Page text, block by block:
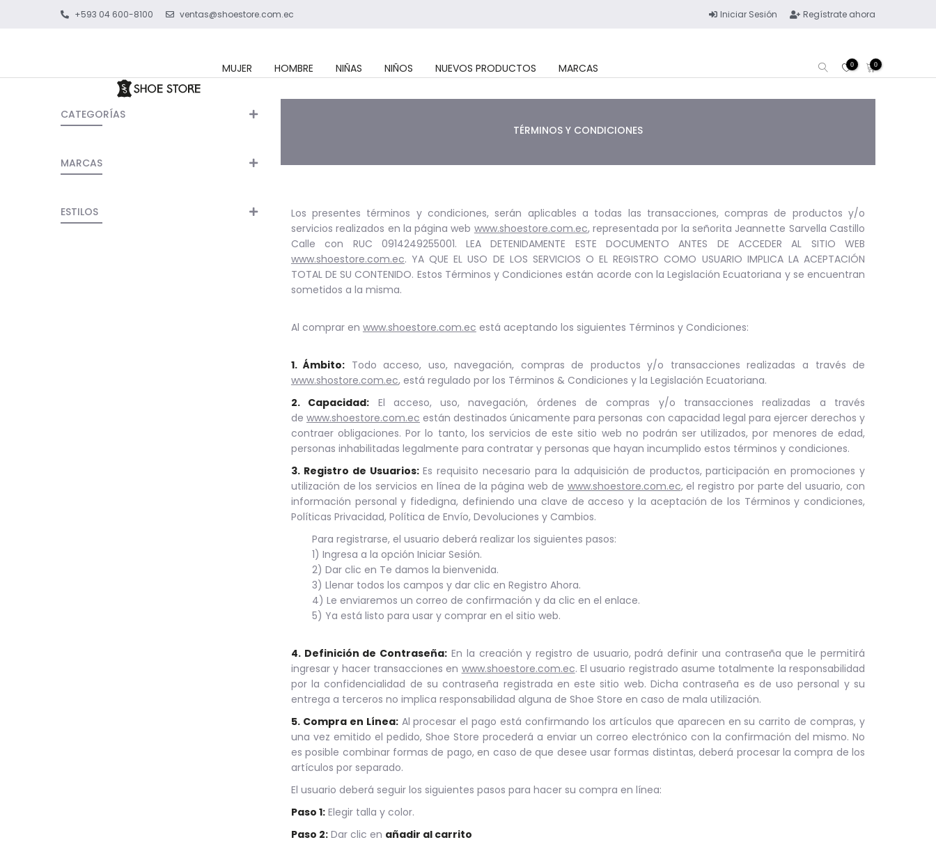
+593 04 600-8100 ventas@shoestore.com.ec Iniciar Sesión Regístrate ahora
MUJER HOMBRE NIÑAS NIÑOS NUEVOS PRODUCTOS MARCAS 0 0
CATEGORÍAS
MARCAS
ESTILOS
TÉRMINOS Y CONDICIONES
Los presentes términos y condiciones, serán aplicables a todas las transacciones, compras de productos y/o
servicios realizados en la página web www.shoestore.com.ec, representada por la señorita Jeannette Sarvella Castillo
Calle con RUC 0914249255001. LEA DETENIDAMENTE ESTE DOCUMENTO ANTES DE ACCEDER AL SITIO WEB
www.shoestore.com.ec. YA QUE EL USO DE LOS SERVICIOS O EL REGISTRO COMO USUARIO IMPLICA LA ACEPTACIÓN
TOTAL DE SU CONTENIDO. Estos Términos y Condiciones están acorde con la Legislación Ecuatoriana y se encuentran
sometidos a la misma.
Al comprar en www.shoestore.com.ec está aceptando los siguientes Términos y Condiciones:
1. Ámbito: Todo acceso, uso, navegación, compras de productos y/o transacciones realizadas a través de
www.shostore.com.ec, está regulado por los Términos & Condiciones y la Legislación Ecuatoriana.
2. Capacidad: El acceso, uso, navegación, órdenes de compras y/o transacciones realizadas a través
de www.shoestore.com.ec están destinados únicamente para personas con capacidad legal para ejercer derechos y
contraer obligaciones. Por lo tanto, los servicios de este sitio web no podrán ser utilizados, por menores de edad,
personas inhabilitadas legalmente para contratar y personas que hayan incumplido estos términos y condiciones.
3. Registro de Usuarios:Es requisito necesario para la adquisición de productos, participación en promociones y
utilización de los servicios en línea de la página web de www.shoestore.com.ec, el registro por parte del usuario, con
información personal y fidedigna, definiendo una clave de acceso y la aceptación de los Términos y condiciones,
Políticas Privacidad, Política de Envío, Devoluciones y Cambios.
Para registrarse, el usuario deberá realizar los siguientes pasos:
1) Ingresa a la opción Iniciar Sesión.
2) Dar clic en Te damos la bienvenida.
3) Llenar todos los campos y dar clic en Registro Ahora.
4) Le enviaremos un correo de confirmación y da clic en el enlace.
5) Ya está listo para usar y comprar en el sitio web.
4. Definición de Contraseña: En la creación y registro de usuario, podrá definir una contraseña que le permitirá
ingresar y hacer transacciones en www.shoestore.com.ec. El usuario registrado asume totalmente la responsabilidad
por la confidencialidad de su contraseña registrada en este sitio web. Dicha contraseña es de uso personal y su
entrega a terceros no implica responsabilidad alguna de Shoe Store en caso de mala utilización.
5. Compra en Línea:Al procesar el pago está confirmando los artículos que aparecen en su carrito de compras, y
una vez emitido el pedido, Shoe Store procederá a enviar un correo electrónico con la confirmación del mismo. No
es posible combinar formas de pago, en caso de que desee usar formas distintas, deberá procesar la compra de los
artículos por separado.
El usuario deberá seguir los siguientes pasos para hacer su compra en línea:
Paso 1:Elegir talla y color.
Paso 2:Dar clic en añadir al carrito